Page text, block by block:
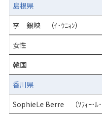
島根県
李 銀映 （ｲ･ｳﾆｮﾝ）
女性
韓国
香川県
SophieLe Berre （ｿﾌｨｰ･ﾙ･ﾍ